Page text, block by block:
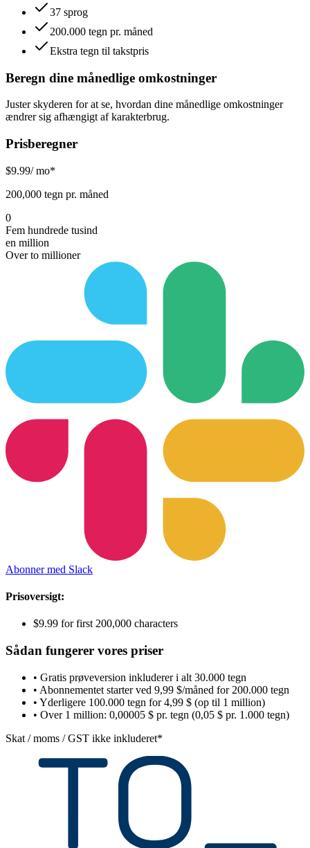
37 sprog
200.000 tegn pr. måned
Ekstra tegn til takstpris
Beregn dine månedlige omkostninger
Juster skyderen for at se, hvordan dine månedlige omkostninger
ændrer sig afhængigt af karakterbrug.
Prisberegner
$9.99/ mo*
200,000 tegn pr. måned
0
Fem hundrede tusind
en million
Over to millioner
Abonner med Slack
Prisoversigt:
$9.99 for first 200,000 characters
Sådan fungerer vores priser
• Gratis prøveversion inkluderer i alt 30.000 tegn
• Abonnementet starter ved 9,99 $/måned for 200.000 tegn
• Yderligere 100.000 tegn for 4,99 $ (op til 1 million)
• Over 1 million: 0,00005 $ pr. tegn (0,05 $ pr. 1.000 tegn)
Skat / moms / GST ikke inkluderet*